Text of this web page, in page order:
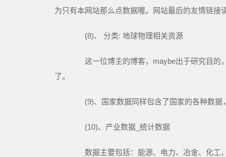
为只有本网站那么点数据喔。网站最后的友情链接
(8)、 分类: 地球物理相关资源
这一位博主的博客，maybe出于研究目的，
了。
(9)、国家数据同样包含了国家的各种数据
(10)、产业数据_统计数据
数据主要包括：能源、电力、冶金、化工、